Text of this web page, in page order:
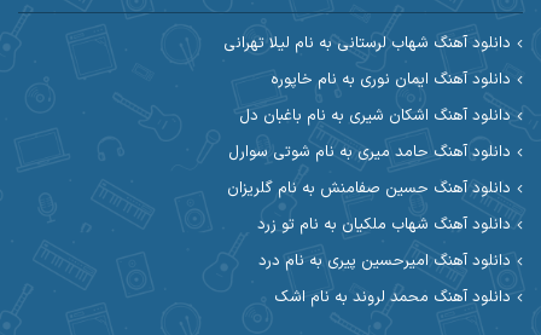
آرین مریدی
آوات بوکانی
آیت احمدنژاد
ابراهیم شمس ابوالحسن جاویدان
ابی حسینی
احسان آیینفر
دانلود آهنگ شهاب لرستانی به نام لیلا تهرانی
دانلود آهنگ ایمان نوری به نام خاپوره
دانلود آهنگ اشکان شیری به نام باغبان دل
دانلود آهنگ حامد میری به نام شوتی سوارل
دانلود آهنگ حسین صفامنش به نام گلریزان
دانلود آهنگ شهاب ملکیان به نام تو زرد
دانلود آهنگ امیرحسین پیری به نام درد
دانلود آهنگ محمد لروند به نام اشک